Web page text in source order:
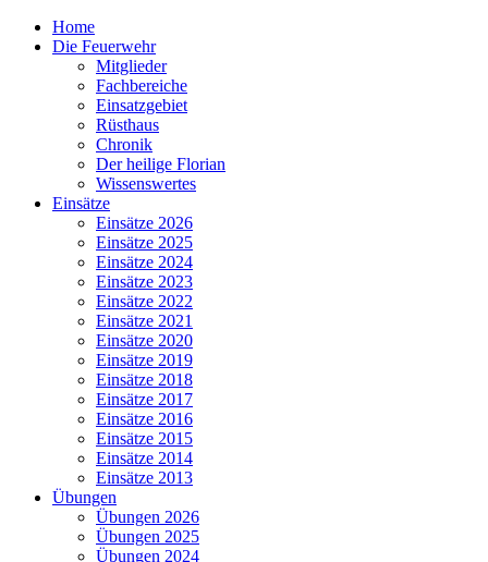
Home
Die Feuerwehr
Mitglieder
Fachbereiche
Einsatzgebiet
Rüsthaus
Chronik
Der heilige Florian
Wissenswertes
Einsätze
Einsätze 2026
Einsätze 2025
Einsätze 2024
Einsätze 2023
Einsätze 2022
Einsätze 2021
Einsätze 2020
Einsätze 2019
Einsätze 2018
Einsätze 2017
Einsätze 2016
Einsätze 2015
Einsätze 2014
Einsätze 2013
Übungen
Übungen 2026
Übungen 2025
Übungen 2024